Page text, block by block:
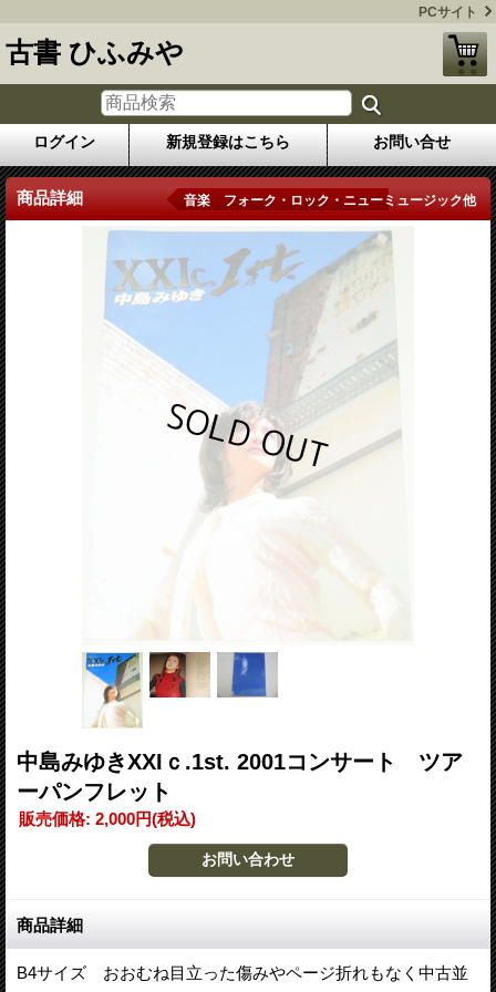
PCサイト
古書 ひふみや
ログイン 新規登録はこちら お問い合せ
商品詳細 音楽 フォーク・ロック・ニューミュージック他
中島みゆきXXIｃ.1st. 2001コンサート ツア
ーパンフレット
販売価格: 2,000円(税込)
商品詳細
B4サイズ おおむね目立った傷みやページ折れもなく中古並